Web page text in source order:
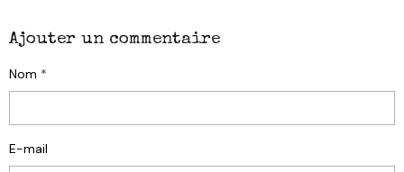
Ajouter un commentaire
Nom
E-mail